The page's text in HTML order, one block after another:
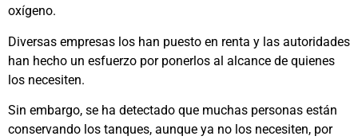
oxígeno.
Diversas empresas los han puesto en renta y las autoridades
han hecho un esfuerzo por ponerlos al alcance de quienes
los necesiten.
Sin embargo, se ha detectado que muchas personas están
conservando los tanques, aunque ya no los necesiten, por